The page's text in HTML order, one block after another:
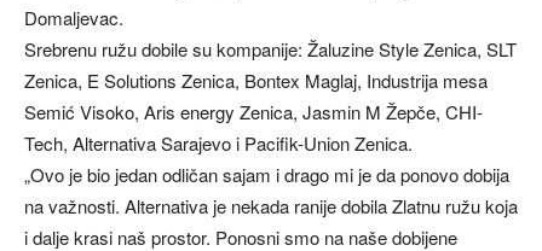
Domaljevac.
Srebrenu ružu dobile su kompanije: Žaluzine Style Zenica, SLT
Zenica, E Solutions Zenica, Bontex Maglaj, Industrija mesa
Semić Visoko, Aris energy Zenica, Jasmin M Žepče, CHI-
Tech, Alternativa Sarajevo i Pacifik-Union Zenica.
„Ovo je bio jedan odličan sajam i drago mi je da ponovo dobija
na važnosti. Alternativa je nekada ranije dobila Zlatnu ružu koja
i dalje krasi naš prostor. Ponosni smo na naše dobijene